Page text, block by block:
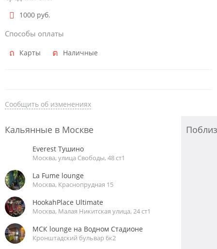
1000 руб.
Способы оплаты
Карты Наличные
Сообщить об изменениях
Кальянные в Москве
Everest Тушино
Москва, улица Свободы, 48 ст1
La Fume lounge
Москва, Краснопрудная 15
HookahPlace Ultimate
Москва, Малая Никитская улица, 24 ст1
МСК lounge на Водном Стадионе
Кронштадский бульвар 6к2